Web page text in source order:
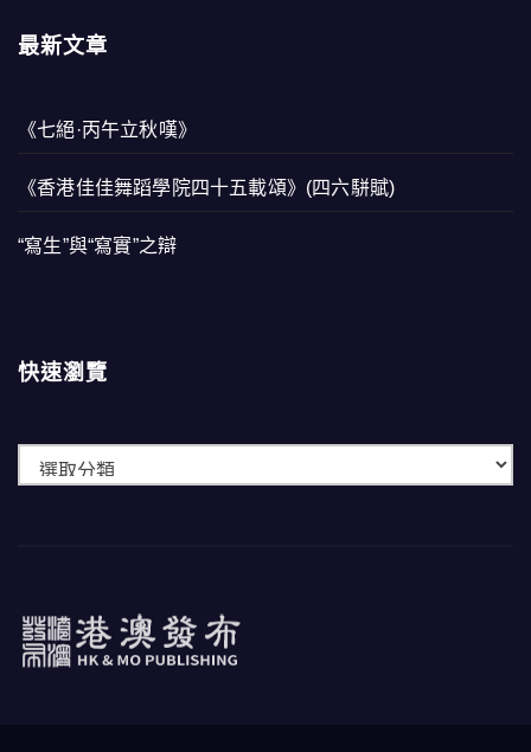
最新文章
《七絕·丙午立秋嘆》
《香港佳佳舞蹈學院四十五載頌》(四六駢賦)
“寫生”與“寫實”之辯
快速瀏覽